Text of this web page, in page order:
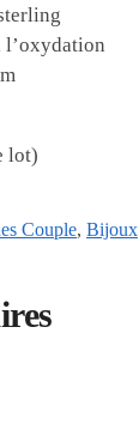
l’oxydation
lot)
Couple, Bijoux